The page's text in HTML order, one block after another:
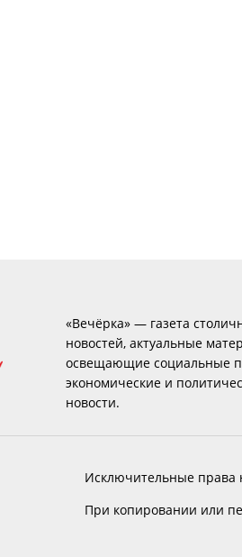
«Вечёрка» — газета
новостей, актуальные
освещающие социальные
экономические и
новости.
Исключительные права
При копировании или